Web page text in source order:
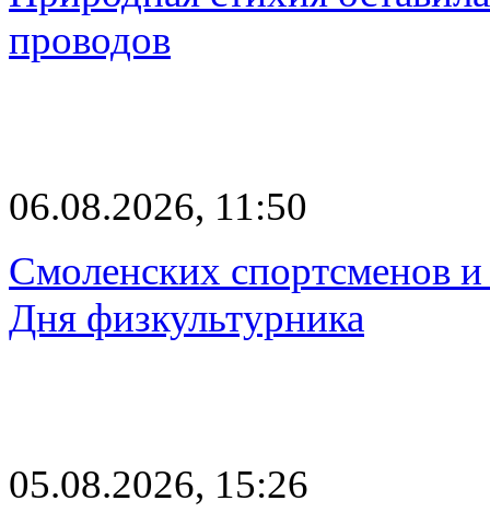
проводов
06.08.2026, 11:50
Смоленских спортсменов
Дня физкультурника
05.08.2026, 15:26